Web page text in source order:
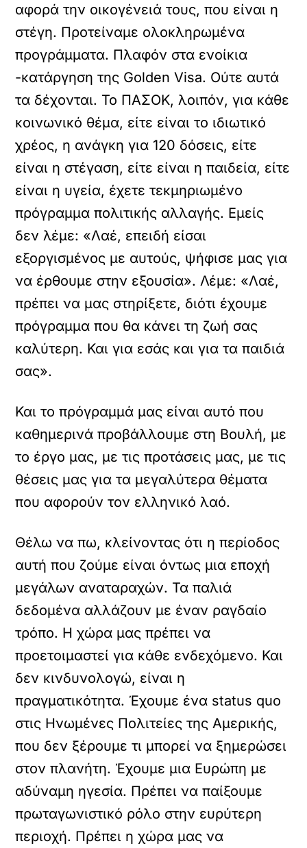
αφορά την οικογένειά τους, που είναι η
στέγη. Προτείναμε ολοκληρωμένα
προγράμματα. Πλαφόν στα ενοίκια
-κατάργηση της Golden Visa. Ούτε αυτά
τα δέχονται. Το ΠΑΣΟΚ, λοιπόν, για κάθε
κοινωνικό θέμα, είτε είναι το ιδιωτικό
χρέος, η ανάγκη για 120 δόσεις, είτε
είναι η στέγαση, είτε είναι η παιδεία, είτε
είναι η υγεία, έχετε τεκμηριωμένο
πρόγραμμα πολιτικής αλλαγής. Εμείς
δεν λέμε: «Λαέ, επειδή είσαι
εξοργισμένος με αυτούς, ψήφισε μας για
να έρθουμε στην εξουσία». Λέμε: «Λαέ,
πρέπει να μας στηρίξετε, διότι έχουμε
πρόγραμμα που θα κάνει τη ζωή σας
καλύτερη. Και για εσάς και για τα παιδιά
σας».
Και το πρόγραμμά μας είναι αυτό που
καθημερινά προβάλλουμε στη Βουλή, με
το έργο μας, με τις προτάσεις μας, με τις
θέσεις μας για τα μεγαλύτερα θέματα
που αφορούν τον ελληνικό λαό.
Θέλω να πω, κλείνοντας ότι η περίοδος
αυτή που ζούμε είναι όντως μια εποχή
μεγάλων αναταραχών. Τα παλιά
δεδομένα αλλάζουν με έναν ραγδαίο
τρόπο. Η χώρα μας πρέπει να
προετοιμαστεί για κάθε ενδεχόμενο. Και
δεν κινδυνολογώ, είναι η
πραγματικότητα. Έχουμε ένα status quo
στις Ηνωμένες Πολιτείες της Αμερικής,
που δεν ξέρουμε τι μπορεί να ξημερώσει
στον πλανήτη. Έχουμε μια Ευρώπη με
αδύναμη ηγεσία. Πρέπει να παίξουμε
πρωταγωνιστικό ρόλο στην ευρύτερη
περιοχή. Πρέπει η χώρα μας να